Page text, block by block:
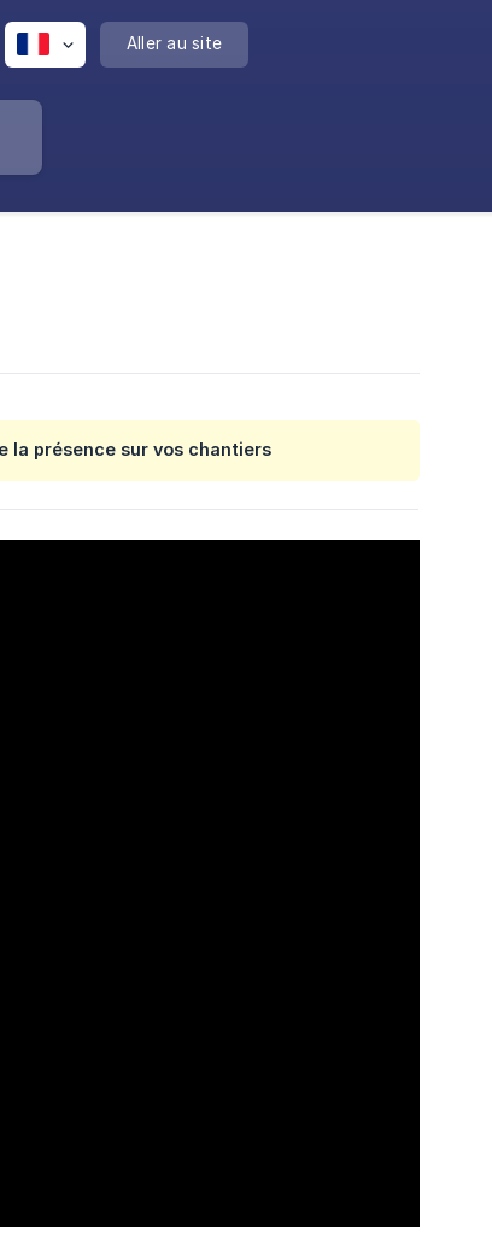
Aller au site
la présence sur vos chantiers